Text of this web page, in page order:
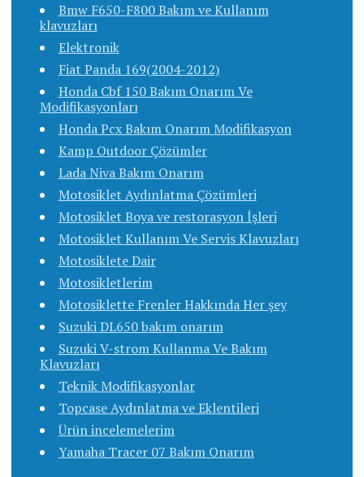
Bmw F650-F800 Bakım ve Kullanım
klavuzları
Elektronik
Fiat Panda 169(2004-2012)
Honda Cbf 150 Bakım Onarım Ve
Modifikasyonları
Honda Pcx Bakım Onarım Modifikasyon
Kamp Outdoor Çözümler
Lada Niva Bakım Onarım
Motosiklet Aydınlatma Çözümleri
Motosiklet Boya ve restorasyon İşleri
Motosiklet Kullanım Ve Servis Klavuzları
Motosiklete Dair
Motosikletlerim
Motosiklette Frenler Hakkında Her şey
Suzuki DL650 bakım onarım
Suzuki V-strom Kullanma Ve Bakım
Klavuzları
Teknik Modifikasyonlar
Topcase Aydınlatma ve Eklentileri
Ürün incelemelerim
Yamaha Tracer 07 Bakım Onarım